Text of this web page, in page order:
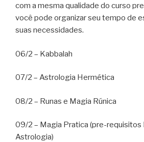
com a mesma qualidade do curso
você pode organizar seu tempo de
suas necessidades.
06/2 – Kabbalah
07/2 – Astrologia Hermética
08/2 – Runas e Magia Rúnica
09/2 – Magia Pratica (pre-requisitos
Astrologia)